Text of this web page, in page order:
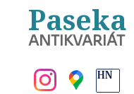
Paseka
ANTIKVARIÁT